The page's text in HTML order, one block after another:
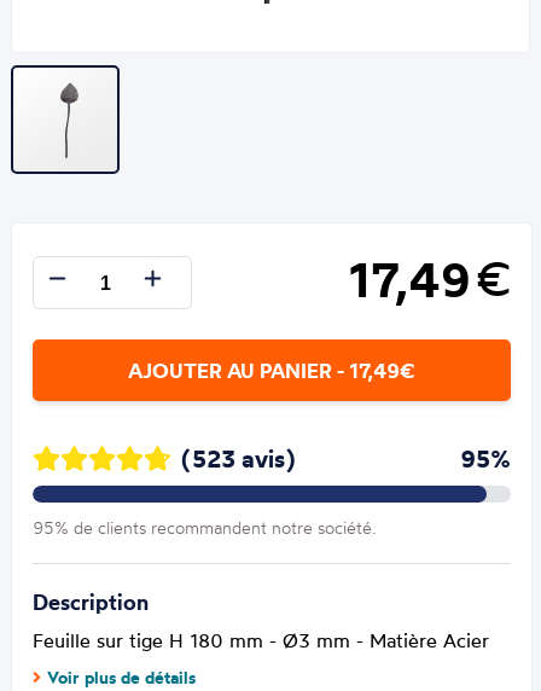
17,49€
AJOUTER AU PANIER - 17,49€
(523 avis) 95%
95% de clients recommandent notre société.
Description
Feuille sur tige H 180 mm - Ø3 mm - Matière Acier
Voir plus de détails